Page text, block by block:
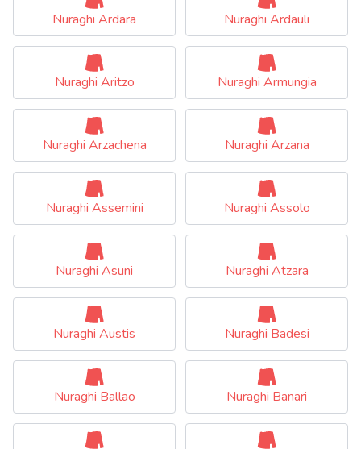
Nuraghi Ardara Nuraghi Ardauli
Nuraghi Aritzo Nuraghi Armungia
Nuraghi Arzachena Nuraghi Arzana
Nuraghi Assemini Nuraghi Assolo
Nuraghi Asuni Nuraghi Atzara
Nuraghi Austis Nuraghi Badesi
Nuraghi Ballao Nuraghi Banari